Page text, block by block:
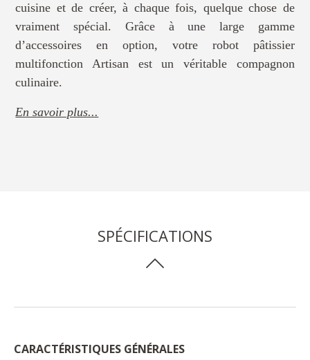
cuisine et de créer, à chaque fois, quelque chose de
vraiment spécial. Grâce à une large gamme
d’accessoires en option, votre robot pâtissier
multifonction Artisan est un véritable compagnon
culinaire.
En savoir plus...
SPÉCIFICATIONS
CARACTÉRISTIQUES GÉNÉRALES